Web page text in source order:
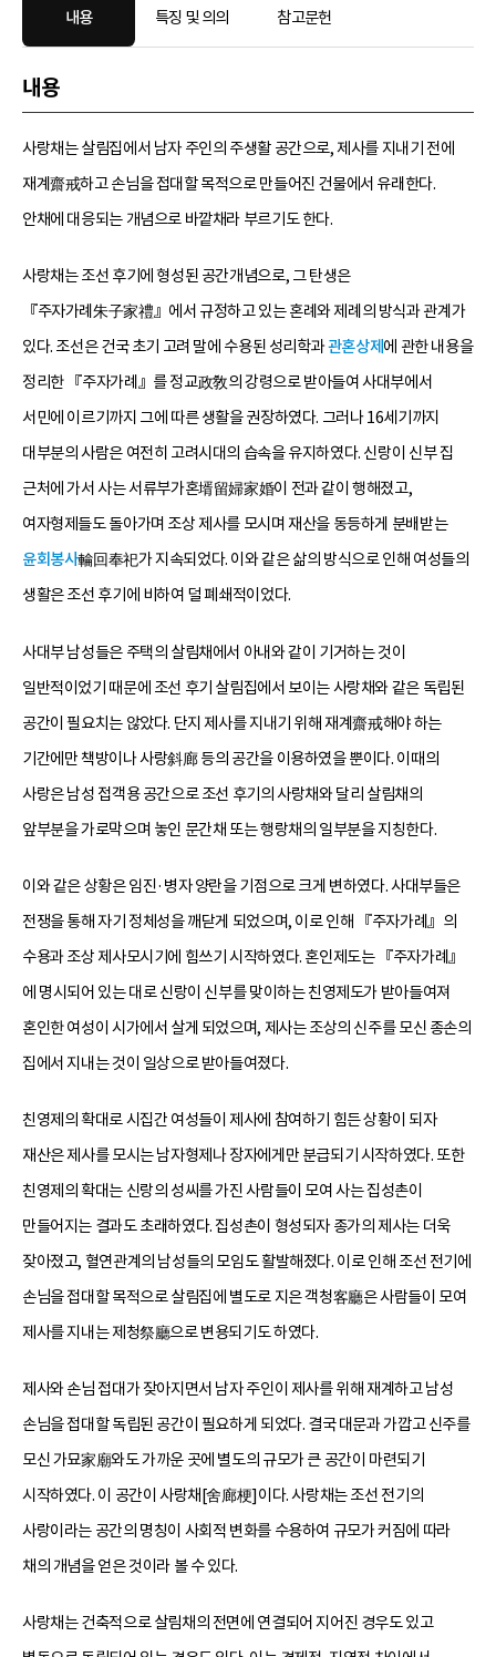
내용 특징 및 의의 참고문헌
내용
사랑채는 살림집에서 남자 주인의 주생활 공간으로, 제사를 지내기 전에
재계齋戒하고 손님을 접대할 목적으로 만들어진 건물에서 유래한다.
안채에 대응되는 개념으로 바깥채라 부르기도 한다.
사랑채는 조선 후기에 형성된 공간개념으로, 그 탄생은
『주자가례朱子家禮』에서 규정하고 있는 혼례와 제례의 방식과 관계가
있다. 조선은 건국 초기 고려 말에 수용된 성리학과관혼상제 에 관한 내용을
정리한 『주자가례』를 정교政敎의 강령으로 받아들여 사대부에서
서민에 이르기까지 그에 따른 생활을 권장하였다. 그러나 16세기까지
대부분의 사람은 여전히 고려시대의 습속을 유지하였다. 신랑이 신부 집
근처에 가서 사는 서류부가혼壻留婦家婚이 전과 같이 행해졌고,
여자형제들도 돌아가며 조상 제사를 모시며 재산을 동등하게 분배받는
윤회봉사輪回奉祀가 지속되었다. 이와 같은 삶의 방식으로 인해 여성들의
생활은 조선 후기에 비하여 덜 폐쇄적이었다.
사대부 남성들은 주택의 살림채에서 아내와 같이 기거하는 것이
일반적이었기 때문에 조선 후기 살림집에서 보이는 사랑채와 같은 독립된
공간이 필요치는 않았다. 단지 제사를 지내기 위해 재계齋戒해야 하는
기간에만 책방이나 사랑斜廊 등의 공간을 이용하였을 뿐이다. 이때의
사랑은 남성 접객용 공간으로 조선 후기의 사랑채와 달리 살림채의
앞부분을 가로막으며 놓인 문간채 또는 행랑채의 일부분을 지칭한다.
이와 같은 상황은 임진·병자 양란을 기점으로 크게 변하였다. 사대부들은
전쟁을 통해 자기 정체성을 깨닫게 되었으며, 이로 인해 『주자가례』의
수용과 조상 제사모시기에 힘쓰기 시작하였다. 혼인제도는 『주자가례』
에 명시되어 있는 대로 신랑이 신부를 맞이하는 친영제도가 받아들여져
혼인한 여성이 시가에서 살게 되었으며, 제사는 조상의 신주를 모신 종손의
집에서 지내는 것이 일상으로 받아들여졌다.
친영제의 확대로 시집간 여성들이 제사에 참여하기 힘든 상황이 되자
재산은 제사를 모시는 남자형제나 장자에게만 분급되기 시작하였다. 또한
친영제의 확대는 신랑의 성씨를 가진 사람들이 모여 사는 집성촌이
만들어지는 결과도 초래하였다. 집성촌이 형성되자 종가의 제사는 더욱
잦아졌고, 혈연관계의 남성들의 모임도 활발해졌다. 이로 인해 조선 전기에
손님을 접대할 목적으로 살림집에 별도로 지은 객청客廳은 사람들이 모여
제사를 지내는 제청祭廳으로 변용되기도 하였다.
제사와 손님 접대가 잦아지면서 남자 주인이 제사를 위해 재계하고 남성
손님을 접대할 독립된 공간이 필요하게 되었다. 결국 대문과 가깝고 신주를
모신 가묘家廟와도 가까운 곳에 별도의 규모가 큰 공간이 마련되기
시작하였다. 이 공간이 사랑채[舍廊梗]이다. 사랑채는 조선 전기의
사랑이라는 공간의 명칭이 사회적 변화를 수용하여 규모가 커짐에 따라
채의 개념을 얻은 것이라 볼 수 있다.
사랑채는 건축적으로 살림채의 전면에 연결되어 지어진 경우도 있고